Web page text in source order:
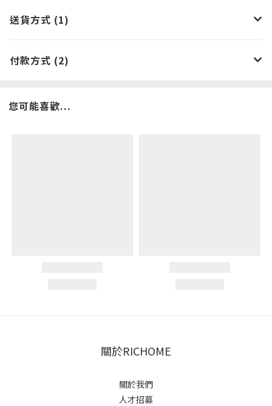
送貨方式 (1)
付款方式 (2)
您可能喜歡...
關於RICHOME
關於我們
人才招募